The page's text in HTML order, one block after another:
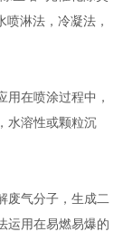
淋法，冷凝法，
在喷涂过程中，
水溶性或颗粒沉
废气分子，生成二
运用在易燃易爆的